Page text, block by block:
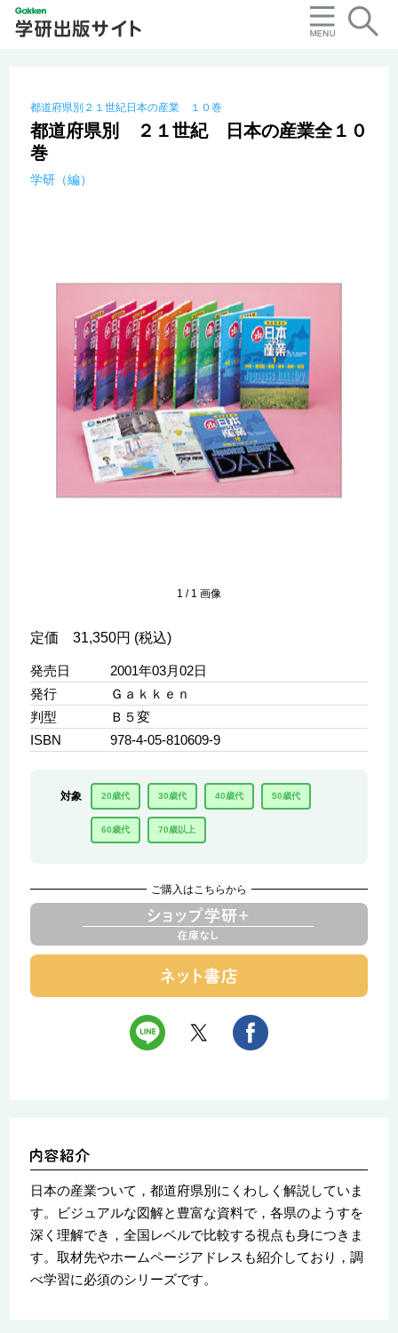
都道府県別２１世紀日本の産業 １０巻
都道府県別 ２１世紀 日本の産業全１０
巻
学研（編）
1 / 1 画像
定価 31,350円 (税込)
発売日
2001年03月02日
発行
Ｇａｋｋｅｎ
判型
Ｂ５変
ISBN
978-4-05-810609-9
対象 20歳代 30歳代 40歳代 50歳代
60歳代 70歳以上
ご購入はこちらから
日本の産業ついて，都道府県別にくわしく解説していま
す。ビジュアルな図解と豊富な資料で，各県のようすを
深く理解でき，全国レベルで比較する視点も身につきま
す。取材先やホームページアドレスも紹介しており，調
べ学習に必須のシリーズです。